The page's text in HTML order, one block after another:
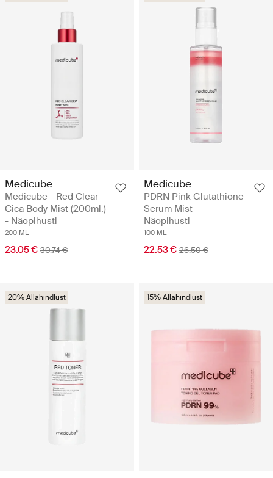
Medicube
Medicube - Red Clear
Cica Body Mist (200ml.)
- Näopihusti
200 ML
23.05 € 30.74 €
Medicube
PDRN Pink Glutathione
Serum Mist -
Näopihusti
100 ML
22.53 € 26.50 €
20% Allahindlust 15% Allahindlust